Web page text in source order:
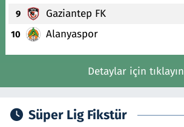
9 Gaziantep FK
10 Alanyaspor
Detaylar için tıklayın
Süper Lig Fikstür